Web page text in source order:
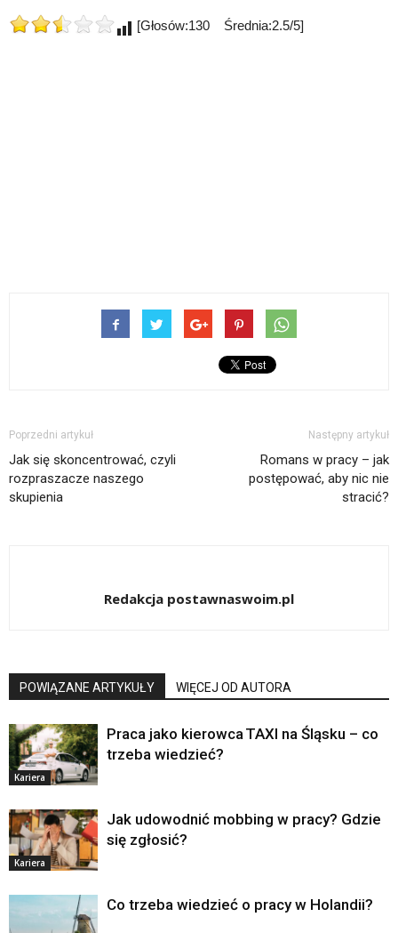
[Głosów:130 Średnia:2.5/5]
Poprzedni artykuł
Jak się skoncentrować, czyli
rozpraszacze naszego
skupienia
Następny artykuł
Romans w pracy – jak
postępować, aby nic nie
stracić?
Redakcja postawnaswoim.pl
POWIĄZANE ARTYKUŁY WIĘCEJ OD AUTORA
Kariera
Praca jako kierowca TAXI na Śląsku – co
trzeba wiedzieć?
Kariera
Jak udowodnić mobbing w pracy? Gdzie
się zgłosić?
Co trzeba wiedzieć o pracy w Holandii?